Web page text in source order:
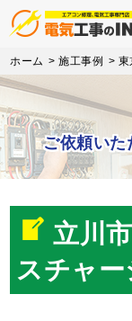
Skip
to
main
content
ホーム >施工事例 > 東
ご依頼いた
立川
スチャー